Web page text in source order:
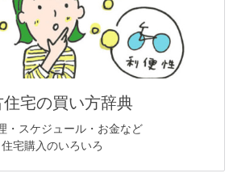
住宅の買い方辞典
・スケジュール・お金など
住宅購入のいろいろ